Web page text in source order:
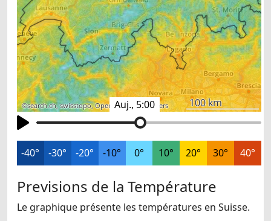
Auj., 5:00
©search.ch,swisstopo,OpenStreetMap,others 100 km
-40° -30° -20° -10° 0° 10° 20° 30° 40°
Previsions de la Température
Le graphique présente les températures en Suisse.